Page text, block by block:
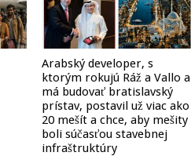
Arabský developer, s
ktorým rokujú Ráž a Vallo a
má budovať bratislavský
prístav, postavil už viac ako
20 mešít a chce, aby mešity
boli súčasťou stavebnej
infraštruktúry